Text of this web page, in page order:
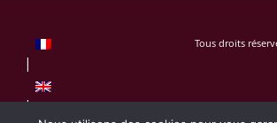
Tous droits